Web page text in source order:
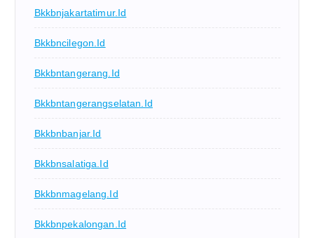
Bkkbnjakartatimur.id
Bkkbncilegon.id
Bkkbntangerang.id
Bkkbntangerangselatan.id
Bkkbnbanjar.id
Bkkbnsalatiga.id
Bkkbnmagelang.id
Bkkbnpekalongan.id